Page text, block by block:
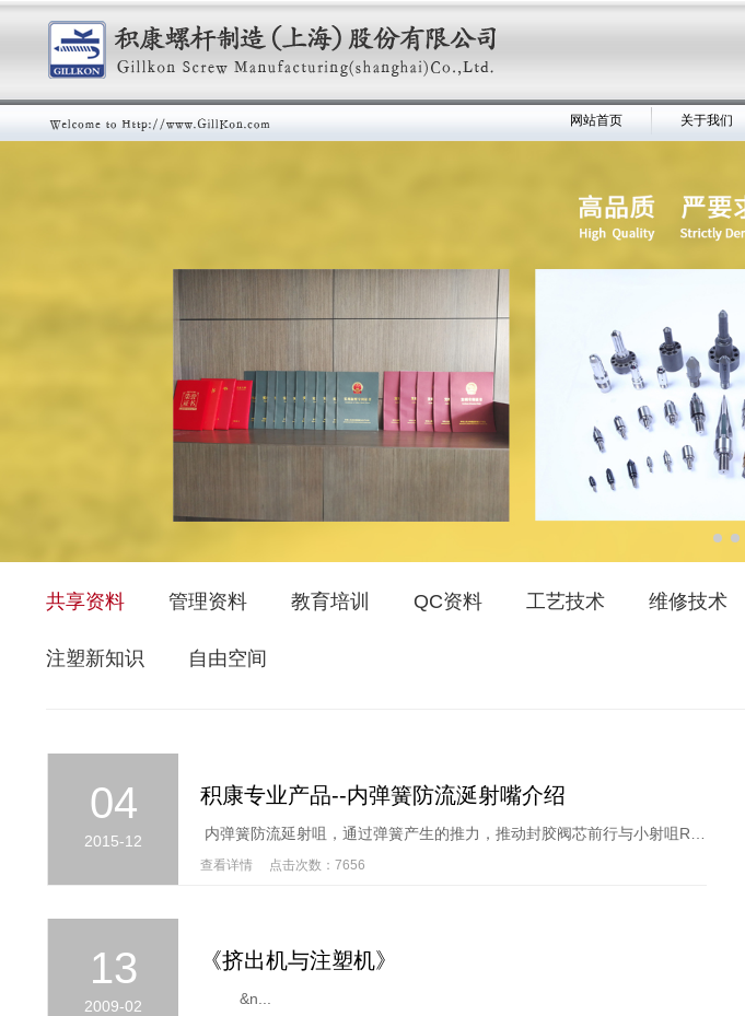
网站首页 关于我们
共享资料 管理资料 教育培训 QC资料 工艺技术 维修技术
注塑新知识 自由空间
04
2015-12
积康专业产品--内弹簧防流涎射嘴介绍
查看详情 点击次数：7656
13
2009-02
《挤出机与注塑机》
&n...